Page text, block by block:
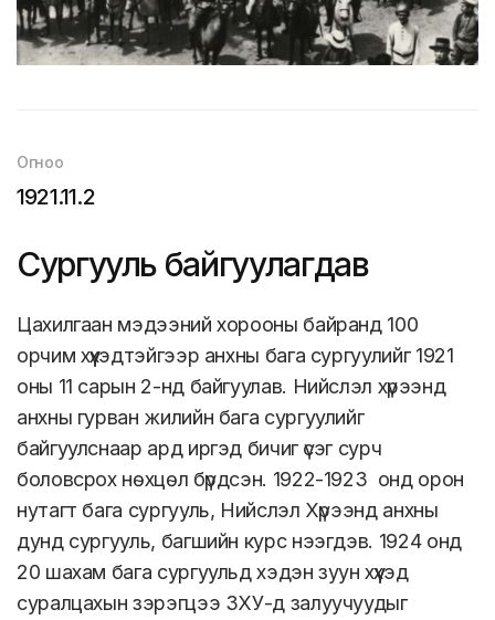
Огноо
1921.11.2
Сургууль байгуулагдав
Цахилгаан мэдээний хорооны байранд 100
орчим хүүхэдтэйгээр анхны бага сургуулийг 1921
оны 11 сарын 2-нд байгуулав. Нийслэл хүрээнд
анхны гурван жилийн бага сургуулийг
байгуулснаар ард иргэд бичиг үсэг сурч
боловсрох нөхцөл бүрдсэн. 1922-1923 онд орон
нутагт бага сургууль, Нийслэл Хүрээнд анхны
дунд сургууль, багшийн курс нээгдэв. 1924 онд
20 шахам бага сургуульд хэдэн зуун хүүхэд
суралцахын зэрэгцээ ЗХУ-д залуучуудыг